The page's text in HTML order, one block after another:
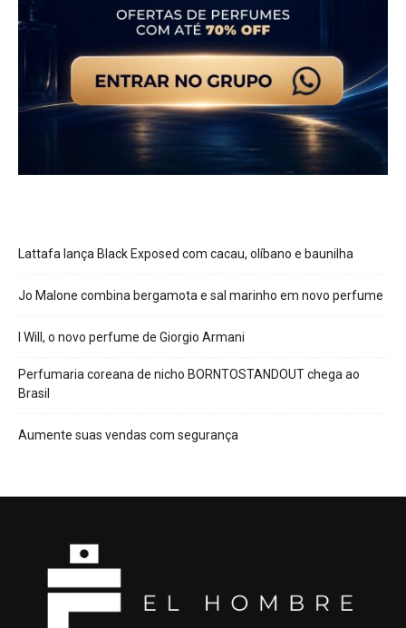
Lattafa lança Black Exposed com cacau, olíbano e baunilha
Jo Malone combina bergamota e sal marinho em novo perfume
I Will, o novo perfume de Giorgio Armani
Perfumaria coreana de nicho BORNTOSTANDOUT chega ao
Brasil
Aumente suas vendas com segurança